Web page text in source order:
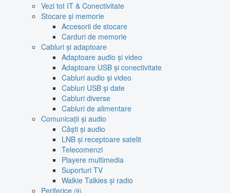
Vezi tot IT & Conectivitate
Stocare și memorie
Accesorii de stocare
Carduri de memorie
Cabluri și adaptoare
Adaptoare audio și video
Adaptoare USB și conectivitate
Cabluri audio și video
Cabluri USB și date
Cabluri diverse
Cabluri de alimentare
Comunicații și audio
Căști și audio
LNB și receptoare satelit
Telecomenzi
Playere multimedia
Suporturi TV
Walkie Talkies și radio
Periferice (9)